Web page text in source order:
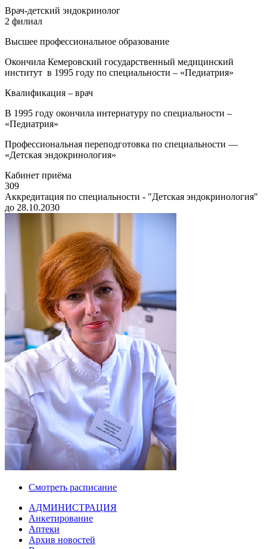
Врач-детский эндокринолог
2 филиал
Высшее профессиональное образование
Окончила Кемеровский государственный медицинский
институт в 1995 году по специальности – «Педиатрия»
Квалификация – врач
В 1995 году окончила интернатуру по специальности –
«Педиатрия»
Профессиональная переподготовка по специальности —
«Детская эндокринология»
Кабинет приёма
309
Аккредитация по специальности - "Детская эндокринология"
до 28.10.2030
Смотреть расписание
АДМИНИСТРАЦИЯ
Анкетирование
Аптеки
Архив новостей